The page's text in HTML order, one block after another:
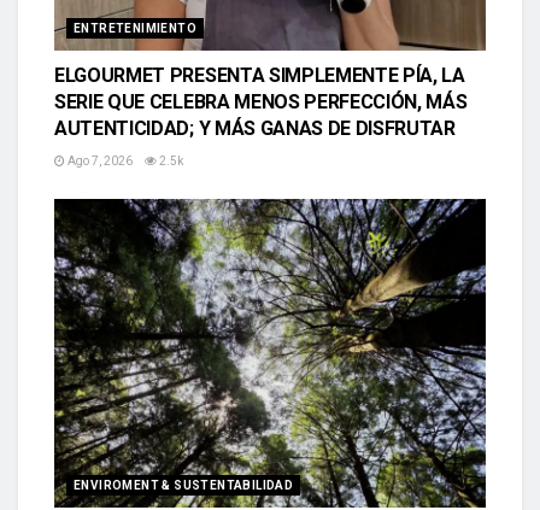
ENTRETENIMIENTO
ELGOURMET PRESENTA SIMPLEMENTE PÍA, LA
SERIE QUE CELEBRA MENOS PERFECCIÓN, MÁS
AUTENTICIDAD; Y MÁS GANAS DE DISFRUTAR
Ago 7, 2026 2.5k
ENVIROMENT & SUSTENTABILIDAD